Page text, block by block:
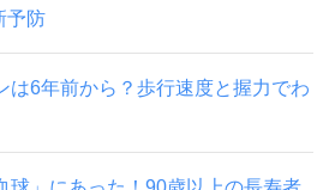
予防
は6年前から？歩行速度と握力でわ